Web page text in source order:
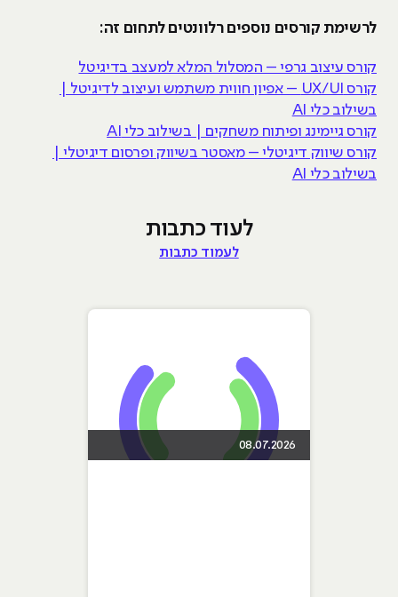
לרשימת קורסים נוספים רלוונטים לתחום זה:
קורס עיצוב גרפי – המסלול המלא למעצב בדיגיטל
קורס UX/UI – אפיון חווית משתמש ועיצוב לדיגיטל |
בשילוב כלי AI
קורס גיימינג ופיתוח משחקים | בשילוב כלי AI
קורס שיווק דיגיטלי – מאסטר בשיווק ופרסום דיגיטלי |
בשילוב כלי AI
לעוד כתבות
לעמוד כתבות
08.07.2026